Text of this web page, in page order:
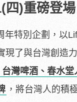
四)重磅登場
年特別企劃，以
現了與台灣創造
灣啤酒、春水堂
，將台灣人的積